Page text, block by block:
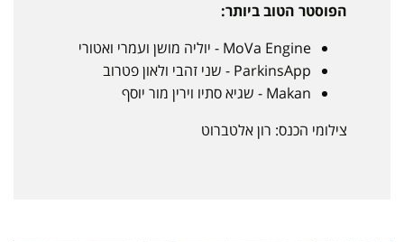
הפוסטר הטוב ביותר:
MoVa Engine - יוליה מושן ועמרי ואטורי
ParkinsApp - שני זהבי ולאון פטרוב
Makan - שגיא סתיו וירין מור יוסף
צילומי הכנס: רון אלטברוט